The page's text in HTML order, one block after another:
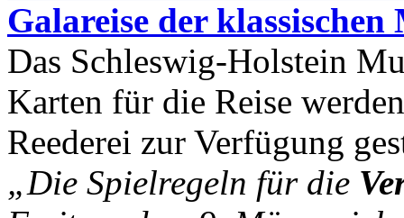
Galareise der klassischen
Das Schleswig-Holstein
Karten für die Reise
Reederei zur Verfügung
„Die Spielregeln für die